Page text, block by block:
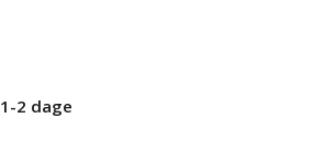
1-2 dage